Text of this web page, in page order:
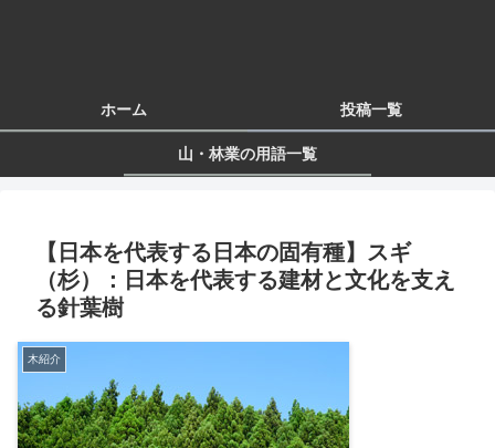
ホーム 投稿一覧
山・林業の用語一覧
【日本を代表する日本の固有種】スギ
（杉）：日本を代表する建材と文化を支え
る針葉樹
木紹介